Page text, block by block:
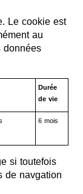
Le cookie est
au
données
Durée
de vie
6 mois
si toutefois
de navgation